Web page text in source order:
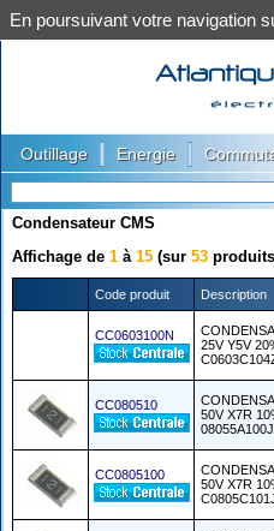
Outillage Energie
Condensateur CMS
Affichage de 1 à 15 (sur 53
Code produit Description
CC0603100N
25V Y5V
CC080510
50V X7R
CC0805100
50V X7R
En poursuivant votre